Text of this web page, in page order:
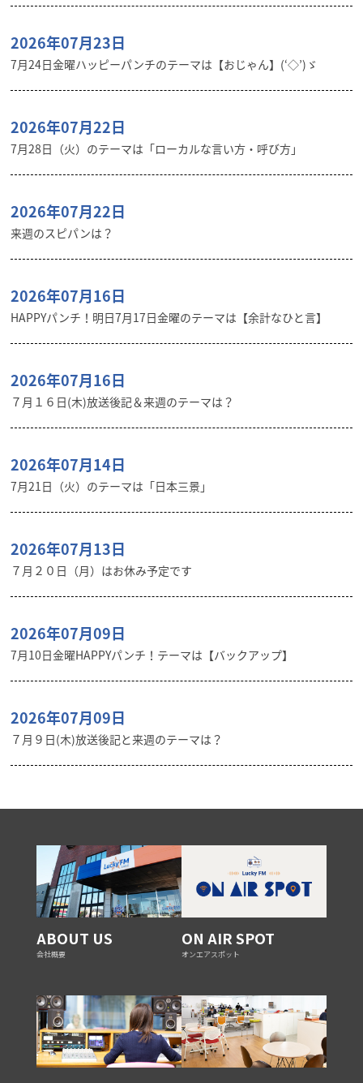
2026年07月23日
7月24日金曜ハッピーパンチのテーマは【おじゃん】(‘◇’)ゞ
2026年07月22日
7月28日（火）のテーマは「ローカルな言い方・呼び方」
2026年07月22日
来週のスピパンは？
2026年07月16日
HAPPYパンチ！明日7月17日金曜のテーマは【余計なひと言】
2026年07月16日
７月１６日(木)放送後記＆来週のテーマは？
2026年07月14日
7月21日（火）のテーマは「日本三景」
2026年07月13日
７月２０日（月）はお休み予定です
2026年07月09日
7月10日金曜HAPPYパンチ！テーマは【バックアップ】
2026年07月09日
７月９日(木)放送後記と来週のテーマは？
ABOUT US
会社概要
ON AIR SPOT
オンエアスポット